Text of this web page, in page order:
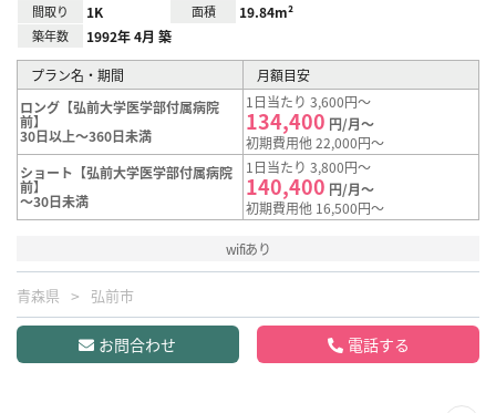
間取り 1K 面積 19.84m²
築年数 1992年 4月 築
プラン名・期間
月額目安
ロング【弘前大学医学部付属病院
前】
30日以上～360日未満
1日当たり 3,600円～
134,400 円/月～
初期費用他 22,000円～
ショート【弘前大学医学部付属病院
前】
～30日未満
1日当たり 3,800円～
140,400 円/月～
初期費用他 16,500円～
wifiあり
青森県 弘前市
お問合わせ 電話する